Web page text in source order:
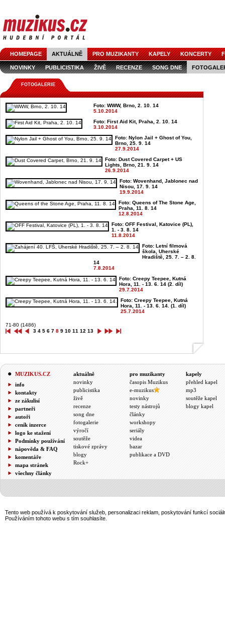
HOMEPAGE AKTUÁLNĚ PRO MUZIKANTY KAPELY KONCERTY
NOVINKY PUBLICISTIKA ŽIVĚ RECENZE SONG DNE
FOTOGALERIE
Foto: WWW, Brno, 2. 10. 14
5.10.2014
Foto: First Aid Kit, Praha, 2. 10. 14
3.10.2014
Foto: Nylon Jail + Ghost of You,
Brno, 25. 9. 14
27.9.2014
Foto: Dust Covered Carpet + US
Lights, Brno, 21. 9. 14
26.9.2014
Foto: Wovenhand, Jablonec nad
Nisou, 17. 9. 14
19.9.2014
Foto: Queens of The Stone Age,
Praha, 11. 8. 14
12.8.2014
Foto: OFF Festival, Katovice (PL),
1. - 3. 8. 14
11.8.2014
Foto: Letní filmová
škola, Uherské
Hradiště, 25. 7. – 2. 8.
14
7.8.2014
Foto: Creepy Teepee, Kutná
Hora, 11. - 13. 6. 14 (2. díl)
29.7.2014
Foto: Creepy Teepee, Kutná
Hora, 11. - 13. 6. 14. (1. díl)
25.7.2014
71-80 (1486)
3 4 5 6 7 8 9 10 11 12 13
MUZIKUS.CZ
info
kontakty
ze zákulisí
partneři
autoři
ceník inzerce
logo ke stažení
Podmínky používání
nápověda & FAQ
komentáře
mapa stránek
všechny články
aktuálně
novinky
publicistika
živě
recenze
song dne
fotogalerie
výročí
soutěže
tiskové zprávy
blogy
Rock+
pro muzikanty
časopis Muzikus
e-muzikus
novinky
testy nástrojů
články
workshopy
seriály
videa
bazar
publikace a DVD
kapely
přehled kapel
mp3
soutěže kapel
blogy kapel
Tento web používá k poskytování služeb, personalizaci reklam, poskytování funkcí
Používáním tohoto webu s tím souhlasíte.